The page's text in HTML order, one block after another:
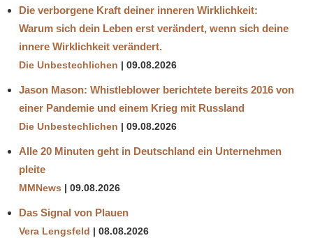
Die verborgene Kraft deiner inneren Wirklichkeit:
Warum sich dein Leben erst verändert, wenn sich deine
innere Wirklichkeit verändert.
Die Unbestechlichen 09.08.2026
Jason Mason: Whistleblower berichtete bereits 2016 von
einer Pandemie und einem Krieg mit Russland
Die Unbestechlichen 09.08.2026
Alle 20 Minuten geht in Deutschland ein Unternehmen
pleite
MMNews 09.08.2026
Das Signal von Plauen
Vera Lengsfeld 08.08.2026